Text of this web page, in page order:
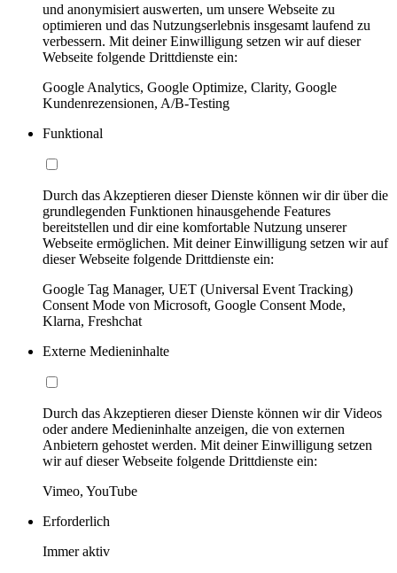
und anonymisiert auswerten, um unsere Webseite zu
optimieren und das Nutzungserlebnis insgesamt laufend zu
verbessern. Mit deiner Einwilligung setzen wir auf dieser
Webseite folgende Drittdienste ein:
Google Analytics, Google Optimize, Clarity, Google
Kundenrezensionen, A/B-Testing
Funktional
Durch das Akzeptieren dieser Dienste können wir dir über die
grundlegenden Funktionen hinausgehende Features
bereitstellen und dir eine komfortable Nutzung unserer
Webseite ermöglichen. Mit deiner Einwilligung setzen wir auf
dieser Webseite folgende Drittdienste ein:
Google Tag Manager, UET (Universal Event Tracking)
Consent Mode von Microsoft, Google Consent Mode,
Klarna, Freshchat
Externe Medieninhalte
Durch das Akzeptieren dieser Dienste können wir dir Videos
oder andere Medieninhalte anzeigen, die von externen
Anbietern gehostet werden. Mit deiner Einwilligung setzen
wir auf dieser Webseite folgende Drittdienste ein:
Vimeo, YouTube
Erforderlich
Immer aktiv